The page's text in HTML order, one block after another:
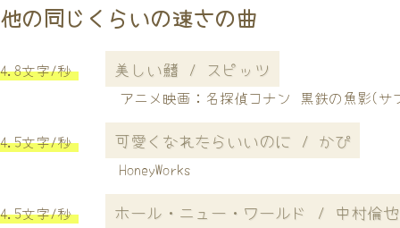
他の同じくらいの速さの曲
4.8文字/秒 美しい鰭 / スピッツ
アニメ映画：名探偵コナン 黒鉄の魚影(サ
4.5文字/秒 可愛くなれたらいいのに / かぴ
HoneyWorks
4.5文字/秒 ホール・ニュー・ワールド / 中村倫